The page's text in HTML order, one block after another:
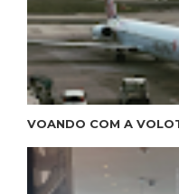
VOANDO COM A